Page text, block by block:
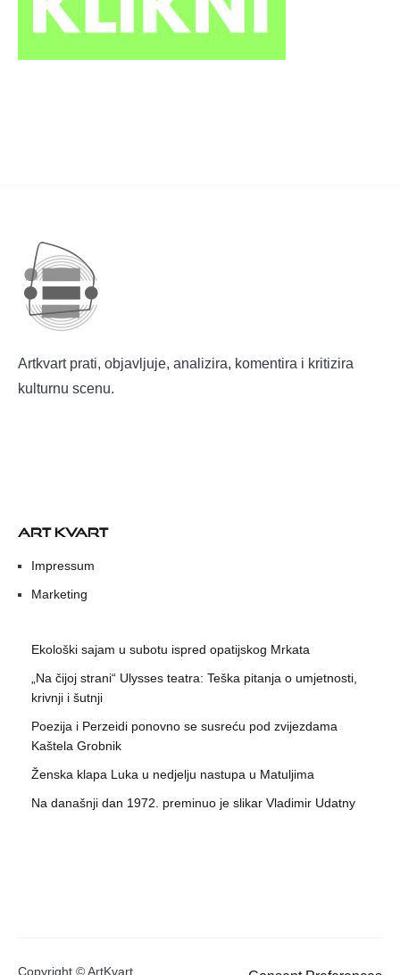
Artkvart prati, objavljuje, analizira, komentira i kritizira
kulturnu scenu.
ART KVART
Impressum
Marketing
Ekološki sajam u subotu ispred opatijskog Mrkata
„Na čijoj strani“ Ulysses teatra: Teška pitanja o umjetnosti,
krivnji i šutnji
Poezija i Perzeidi ponovno se susreću pod zvijezdama
Kaštela Grobnik
Ženska klapa Luka u nedjelju nastupa u Matuljima
Na današnji dan 1972. preminuo je slikar Vladimir Udatny
Copyright © ArtKvart